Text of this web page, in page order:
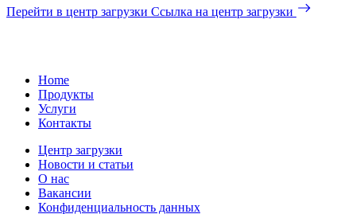
Перейти в центр загрузки Ссылка на центр загрузки
Home
Продукты
Услуги
Контакты
Центр загрузки
Новости и статьи
О нас
Вакансии
Конфиденциальность данных